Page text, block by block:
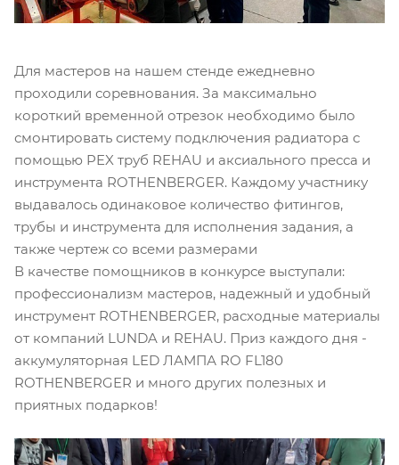
Для мастеров на нашем стенде ежедневно
проходили соревнования. За максимально
короткий временной отрезок необходимо было
смонтировать систему подключения радиатора с
помощью PEX труб REHAU и аксиального пресса и
инструмента ROTHENBERGER. Каждому участнику
выдавалось одинаковое количество фитингов,
трубы и инструмента для исполнения задания, а
также чертеж со всеми размерами
В качестве помощников в конкурсе выступали:
профессионализм мастеров, надежный и удобный
инструмент ROTHENBERGER, расходные материалы
от компаний LUNDA и REHAU. Приз каждого дня -
аккумуляторная LED ЛАМПА RO FL180
ROTHENBERGER и много других полезных и
приятных подарков!